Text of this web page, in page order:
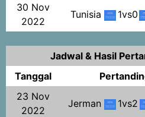
30 Nov
2022
Tunisia 1vs0
Jadwal & Hasil
Tanggal
23 Nov
2022
Jerman 1vs2